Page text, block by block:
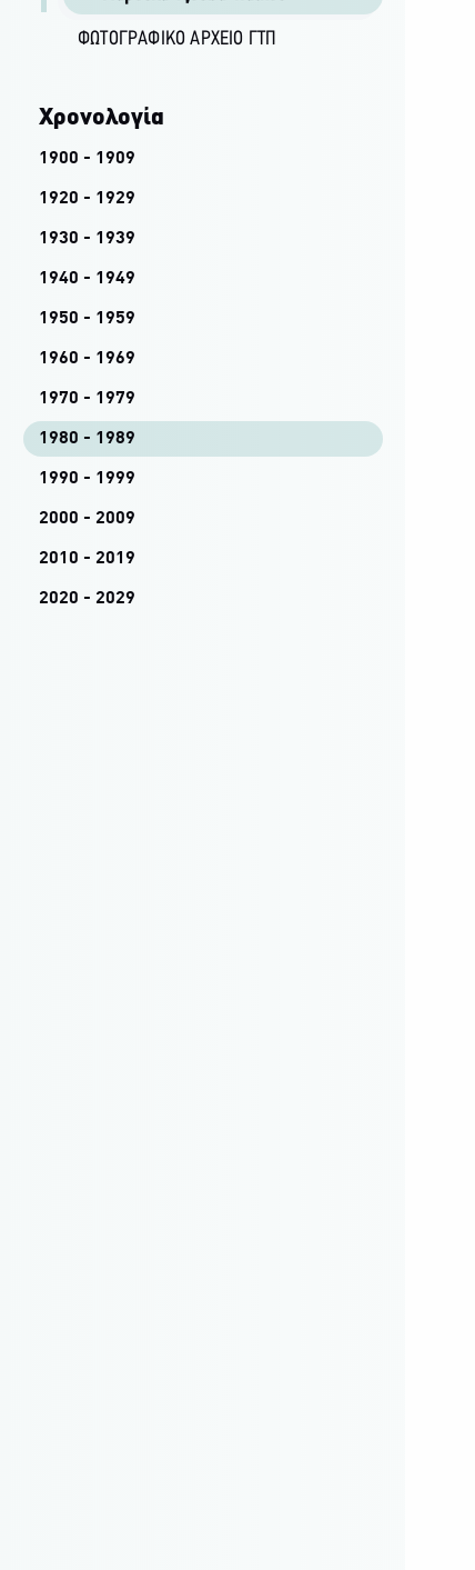
ΦΩΤΟΓΡΑΦΙΚΌ ΑΡΧΕΊΟ ΓΤΠ
Χρονολογία
1900 - 1909
1920 - 1929
1930 - 1939
1940 - 1949
1950 - 1959
1960 - 1969
1970 - 1979
1980 - 1989
1990 - 1999
2000 - 2009
2010 - 2019
2020 - 2029